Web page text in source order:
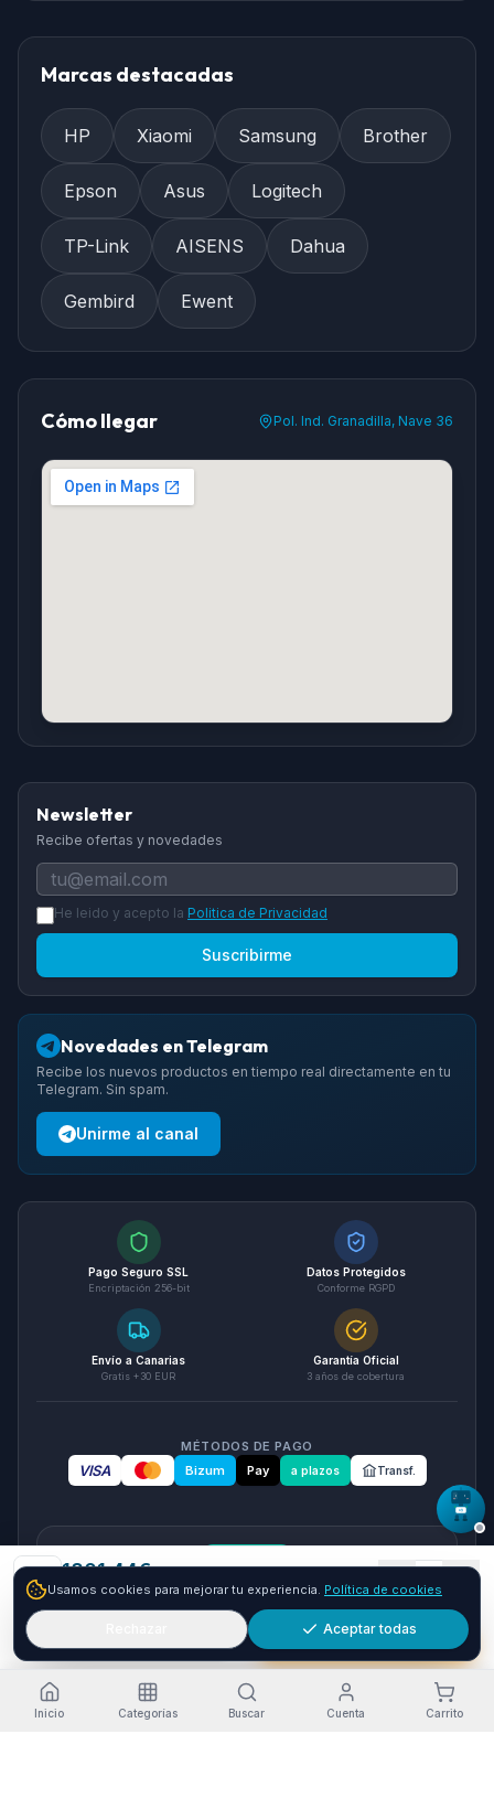
1801.44€
Envío GRATIS 24-72h
Comprar ya
Marcas destacadas
HP Xiaomi Samsung Brother
Epson Asus Logitech
TP-Link AISENS Dahua
Gembird Ewent
Cómo llegar Pol. Ind. Granadilla, Nave 36
Newsletter
Recibe ofertas y novedades
He leido y acepto la Politica de Privacidad
Suscribirme
Novedades en Telegram
Recibe los nuevos productos en tiempo real directamente en tu
Telegram. Sin spam.
Unirme al canal
Pago Seguro SSL
Encriptación 256-bit
Datos Protegidos
Conforme RGPD
Envío a Canarias
Gratis +30 EUR
Garantía Oficial
3 años de cobertura
MÉTODOS DE PAGO
VISA Bizum Pay a plazos Transf.
seQura
Paga a plazos con seQura
Fracciona tu compra en 3, 6 o 12 plazos. Financiacion sujeta
a aprobacion por seQura. Sin papeleo y con respuesta
inmediata.
Como funciona
Usamos cookies para mejorar tu experiencia. Política de cookies
Aceptar todas
Inicio Categorías Buscar Cuenta Carrito